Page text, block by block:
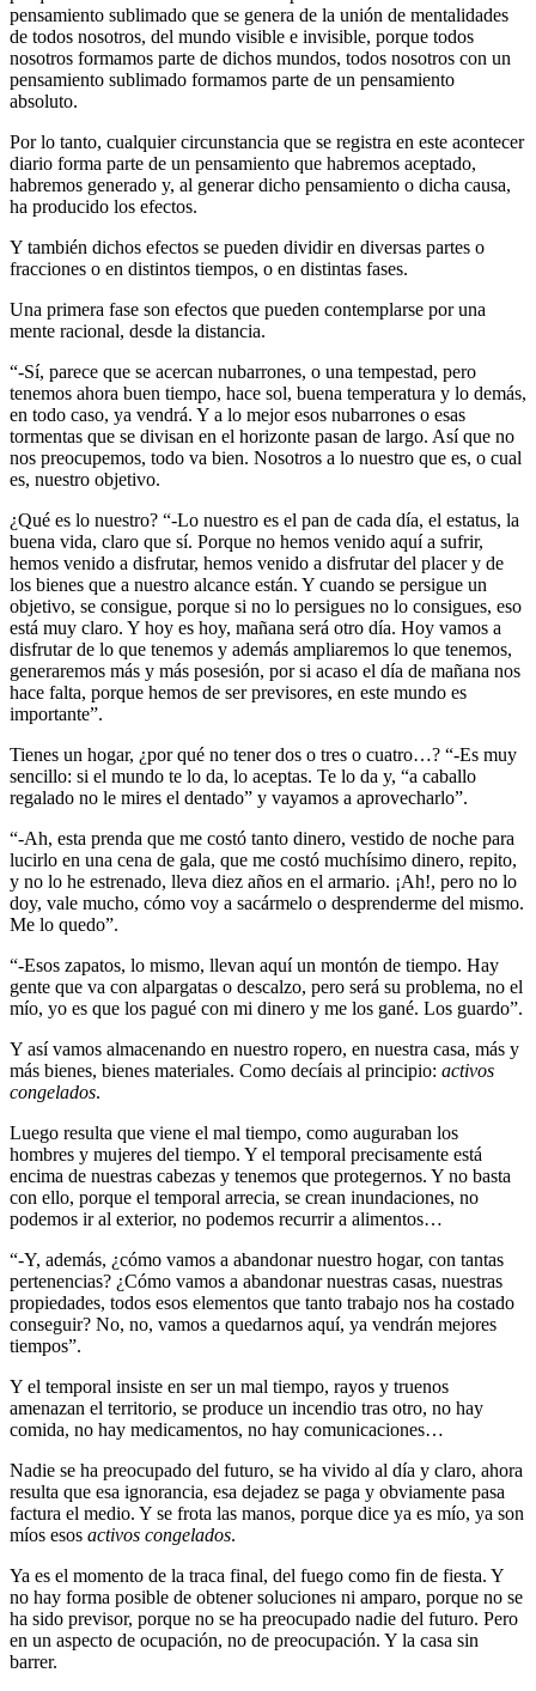
pensamiento sublimado que se genera de la unión de mentalidades
de todos nosotros, del mundo visible e invisible, porque todos
nosotros formamos parte de dichos mundos, todos nosotros con un
pensamiento sublimado formamos parte de un pensamiento
absoluto.
Por lo tanto, cualquier circunstancia que se registra en este acontecer
diario forma parte de un pensamiento que habremos aceptado,
habremos generado y, al generar dicho pensamiento o dicha causa,
ha producido los efectos.
Y también dichos efectos se pueden dividir en diversas partes o
fracciones o en distintos tiempos, o en distintas fases.
Una primera fase son efectos que pueden contemplarse por una
mente racional, desde la distancia.
“-Sí, parece que se acercan nubarrones, o una tempestad, pero
tenemos ahora buen tiempo, hace sol, buena temperatura y lo demás,
en todo caso, ya vendrá. Y a lo mejor esos nubarrones o esas
tormentas que se divisan en el horizonte pasan de largo. Así que no
nos preocupemos, todo va bien. Nosotros a lo nuestro que es, o cual
es, nuestro objetivo.
¿Qué es lo nuestro? “-Lo nuestro es el pan de cada día, el estatus, la
buena vida, claro que sí. Porque no hemos venido aquí a sufrir,
hemos venido a disfrutar, hemos venido a disfrutar del placer y de
los bienes que a nuestro alcance están. Y cuando se persigue un
objetivo, se consigue, porque si no lo persigues no lo consigues, eso
está muy claro. Y hoy es hoy, mañana será otro día. Hoy vamos a
disfrutar de lo que tenemos y además ampliaremos lo que tenemos,
generaremos más y más posesión, por si acaso el día de mañana nos
hace falta, porque hemos de ser previsores, en este mundo es
importante”.
Tienes un hogar, ¿por qué no tener dos o tres o cuatro…? “-Es muy
sencillo: si el mundo te lo da, lo aceptas. Te lo da y, “a caballo
regalado no le mires el dentado” y vayamos a aprovecharlo”.
“-Ah, esta prenda que me costó tanto dinero, vestido de noche para
lucirlo en una cena de gala, que me costó muchísimo dinero, repito,
y no lo he estrenado, lleva diez años en el armario. ¡Ah!, pero no lo
doy, vale mucho, cómo voy a sacármelo o desprenderme del mismo.
Me lo quedo”.
“-Esos zapatos, lo mismo, llevan aquí un montón de tiempo. Hay
gente que va con alpargatas o descalzo, pero será su problema, no el
mío, yo es que los pagué con mi dinero y me los gané. Los guardo”.
Y así vamos almacenando en nuestro ropero, en nuestra casa, más y
más bienes, bienes materiales. Como decíais al principio: activos
congelados.
Luego resulta que viene el mal tiempo, como auguraban los
hombres y mujeres del tiempo. Y el temporal precisamente está
encima de nuestras cabezas y tenemos que protegernos. Y no basta
con ello, porque el temporal arrecia, se crean inundaciones, no
podemos ir al exterior, no podemos recurrir a alimentos…
“-Y, además, ¿cómo vamos a abandonar nuestro hogar, con tantas
pertenencias? ¿Cómo vamos a abandonar nuestras casas, nuestras
propiedades, todos esos elementos que tanto trabajo nos ha costado
conseguir? No, no, vamos a quedarnos aquí, ya vendrán mejores
tiempos”.
Y el temporal insiste en ser un mal tiempo, rayos y truenos
amenazan el territorio, se produce un incendio tras otro, no hay
comida, no hay medicamentos, no hay comunicaciones…
Nadie se ha preocupado del futuro, se ha vivido al día y claro, ahora
resulta que esa ignorancia, esa dejadez se paga y obviamente pasa
factura el medio. Y se frota las manos, porque dice ya es mío, ya son
míos esos activos congelados.
Ya es el momento de la traca final, del fuego como fin de fiesta. Y
no hay forma posible de obtener soluciones ni amparo, porque no se
ha sido previsor, porque no se ha preocupado nadie del futuro. Pero
en un aspecto de ocupación, no de preocupación. Y la casa sin
barrer.